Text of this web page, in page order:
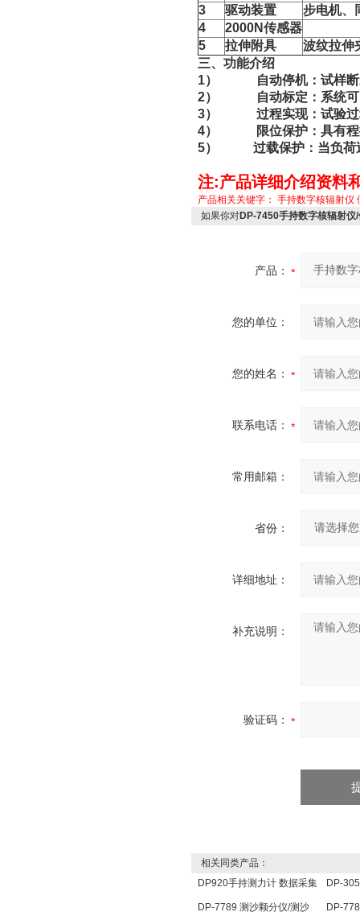
3
驱动装置
步电机、
4
2000N传感器
5
拉伸附具
波纹拉伸
三、功能介绍
1） 自动停机：试样断
2） 自动标定：系统可自
3） 过程实现：试验过程
4） 限位保护：具有程
5） 过载保护：当负荷过
注:产品详细介绍资料
产品相关关键字： 手持数字核辐射仪
如果你对DP-7450手持数字核辐射仪
产品：
您的单位：
您的姓名：
联系电话：
常用邮箱：
省份：
详细地址：
补充说明：
验证码：
相关同类产品：
DP920手持测力计 数据采集
分析仪 压力传感器仪表
DP-
定仪
DP-7789 测沙颗分仪/测沙
DP-